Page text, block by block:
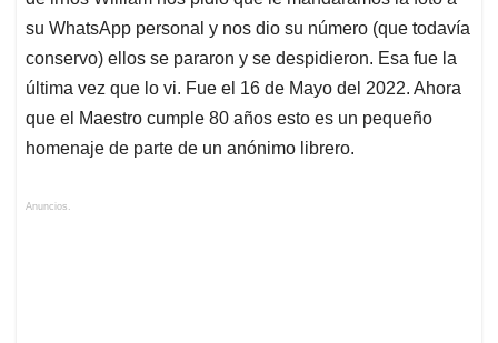
su WhatsApp personal y nos dio su número (que todavía
conservo) ellos se pararon y se despidieron. Esa fue la
última vez que lo vi. Fue el 16 de Mayo del 2022. Ahora
que el Maestro cumple 80 años esto es un pequeño
homenaje de parte de un anónimo librero.
Anuncios.